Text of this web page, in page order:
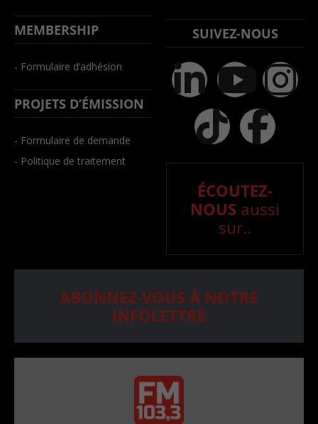
MEMBERSHIP
- Formulaire d’adhésion
PROJETS D’ÉMISSION
- Formulaire de demande
- Politique de traitement
SUIVEZ-NOUS
ÉCOUTEZ-
NOUS aussi
sur..
ABONNEZ-VOUS À NOTRE
INFOLETTRE